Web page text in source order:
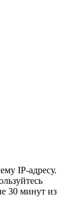
IP-адресу.
30 минут из